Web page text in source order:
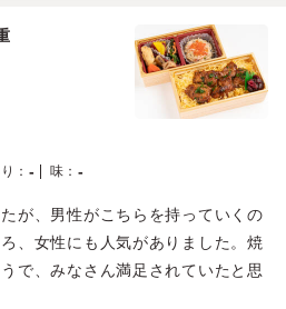
：- 味 ： -
が、男性がこちらを持っていくの
、女性にも人気がありました。焼
で、みなさん満足されていたと思